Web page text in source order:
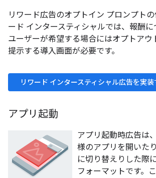
リワード広告のオプトイン プロンプト
ード インタースティシャルでは、報酬に
ユーザーが希望する場合にはオプトアウ
提示する導入画面が必要です。
リワード インタースティシャル広告を実装
アプリ起動
アプリ起動時広告は
様のアプリを開いた
に切り替えりした際
フォーマットです。